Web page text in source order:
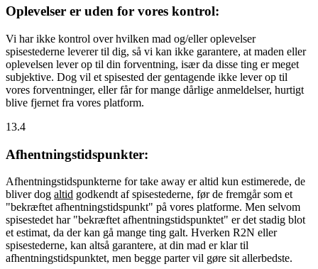
Oplevelser er uden for vores kontrol:
Vi har ikke kontrol over hvilken mad og/eller oplevelser
spisestederne leverer til dig, så vi kan ikke garantere, at maden eller
oplevelsen lever op til din forventning, især da disse ting er meget
subjektive. Dog vil et spisested der gentagende ikke lever op til
vores forventninger, eller får for mange dårlige anmeldelser, hurtigt
blive fjernet fra vores platform.
13.4
Afhentningstidspunkter:
Afhentningstidspunkterne for take away er altid kun estimerede, de
bliver dog altid godkendt af spisestederne, før de fremgår som et
"bekræftet afhentningstidspunkt" på vores platforme. Men selvom
spisestedet har "bekræftet afhentningstidspunktet" er det stadig blot
et estimat, da der kan gå mange ting galt. Hverken R2N eller
spisestederne, kan altså garantere, at din mad er klar til
afhentningstidspunktet, men begge parter vil gøre sit allerbedste.